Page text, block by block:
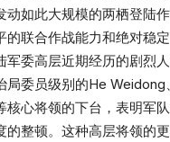
动如此大规模的两栖登陆
的联合作战能力和绝对稳
军委高层近期经历的剧烈人
局委员级别的He Weidong
核心将领的下台，表明军
的整顿。这种高层将领的